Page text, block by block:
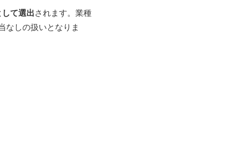
て選出されます。業種
なしの扱いとなりま